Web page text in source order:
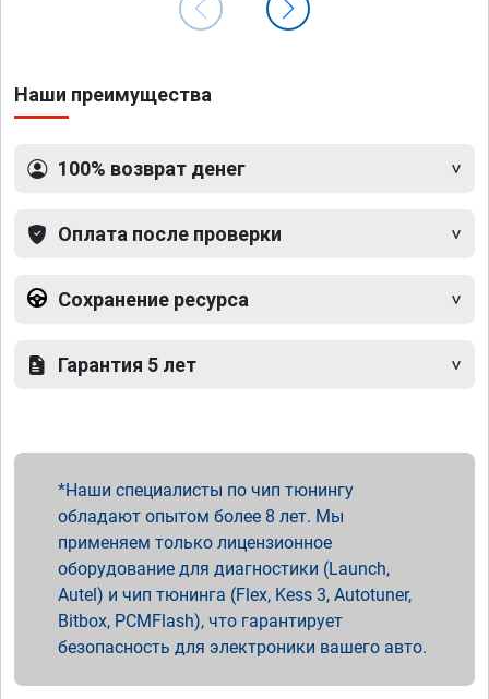
Наши преимущества
100% возврат денег
Оплата после проверки
Сохранение ресурса
Гарантия 5 лет
Наши специалисты по чип тюнингу
обладают опытом более 8 лет. Мы
применяем только лицензионное
оборудование для диагностики (Launch,
Autel) и чип тюнинга (Flex, Kess 3, Autotuner,
Bitbox, PCMFlash), что гарантирует
безопасность для электроники вашего авто.